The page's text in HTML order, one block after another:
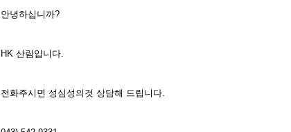
안녕하십니까?
HK 산림입니다.
전화주시면 성심성의것 상담해 드립니다.